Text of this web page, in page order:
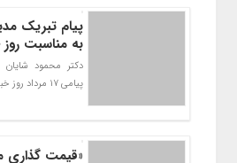
پیام تبریک
به مناسبت روز
دکتر محمود
پیامی ۱۷ مرداد روز خبرنگار را تبریک گفت.
«قیمت گذاری